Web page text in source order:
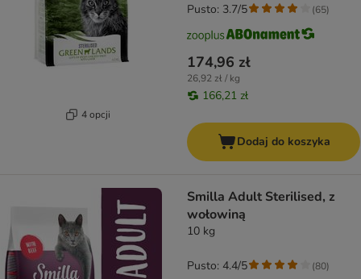
4 opcji
174,96 zł
26,92 zł / kg
166,21 zł
Pusto: 3.7/5 (65)
Dodaj do koszyka
Smilla Adult Sterilised, z
wołowiną
10 kg
Pusto: 4.4/5 (80)